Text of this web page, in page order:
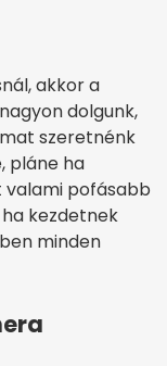
akkor a
dolgunk,
szeretnénk
pláne ha
valami pofásabb
kezdetnek
minden